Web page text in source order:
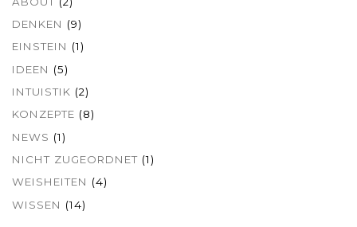
DENKEN (9)
EINSTEIN (1)
IDEEN (5)
INTUISTIK (2)
KONZEPTE (8)
NEWS (1)
NICHT ZUGEORDNET (1)
WEISHEITEN (4)
WISSEN (14)